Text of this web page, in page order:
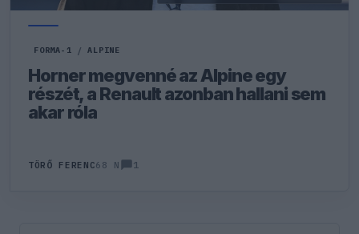
FORMA-1 / ALPINE
Horner megvenné az Alpine egy
részét, a Renault azonban hallani sem
akar róla
TÖRŐ FERENC68 N 1